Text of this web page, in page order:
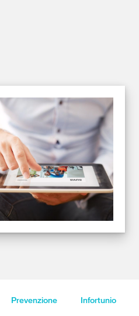
Prevenzione Infortunio